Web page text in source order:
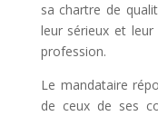
sa chartre de
leur sérieux et leur
profession.
Le mandataire
de ceux de ses